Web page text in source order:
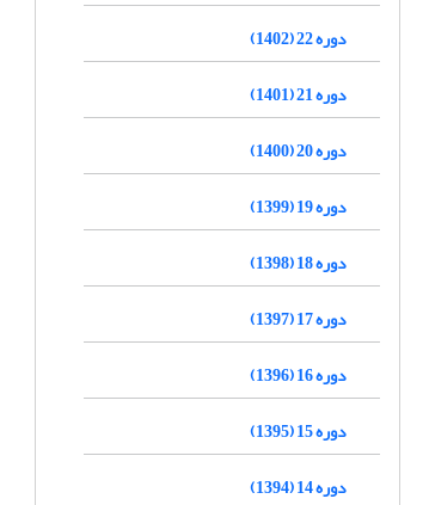
دوره 22 (1402)
دوره 21 (1401)
دوره 20 (1400)
دوره 19 (1399)
دوره 18 (1398)
دوره 17 (1397)
دوره 16 (1396)
دوره 15 (1395)
دوره 14 (1394)